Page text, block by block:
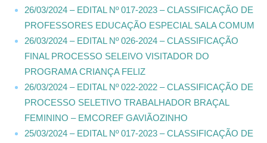
26/03/2024 – EDITAL Nº 017-2023 – CLASSIFICAÇÃO DE
PROFESSORES EDUCAÇÃO ESPECIAL SALA COMUM
26/03/2024 – EDITAL Nº 026-2024 – CLASSIFICAÇÃO
FINAL PROCESSO SELEIVO VISITADOR DO
PROGRAMA CRIANÇA FELIZ
26/03/2024 – EDITAL Nº 022-2022 – CLASSIFICAÇÃO DE
PROCESSO SELETIVO TRABALHADOR BRAÇAL
FEMININO – EMCOREF GAVIÃOZINHO
25/03/2024 – EDITAL Nº 017-2023 – CLASSIFICAÇÃO DE